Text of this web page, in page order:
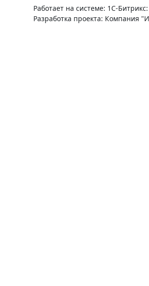
Работает на системе: 1С-
Разработка проекта: Компания